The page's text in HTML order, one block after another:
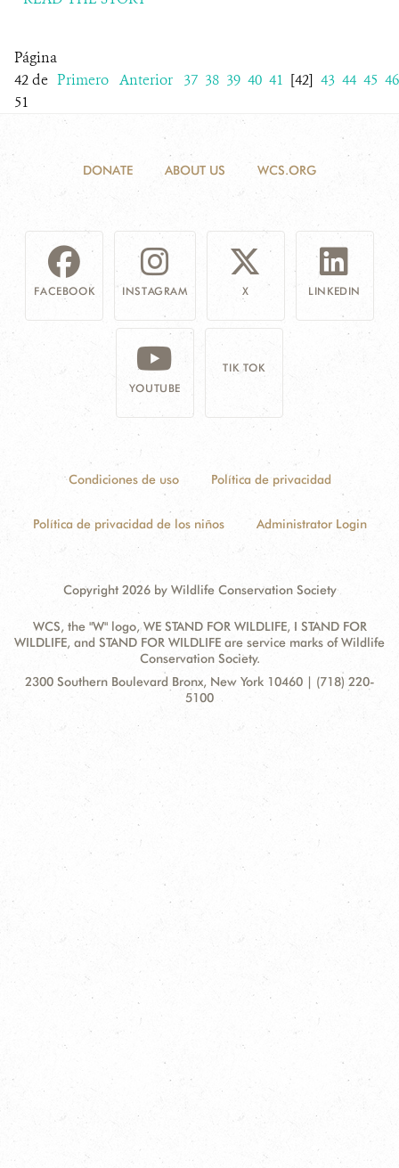
Página
42 de
51
Primero Anterior 37 38 39 40 41 [42] 43 44 45 46
DONATE ABOUT US WCS.ORG
FACEBOOK INSTAGRAM X LINKEDIN
YOUTUBE
TIK TOK
Condiciones de uso Política de privacidad
Política de privacidad de los niños Administrator Login
Copyright 2026 by Wildlife Conservation Society
WCS, the "W" logo, WE STAND FOR WILDLIFE, I STAND FOR
WILDLIFE, and STAND FOR WILDLIFE are service marks of Wildlife
Conservation Society.
Contact
Address:
2300 Southern Boulevard Bronx, New York 10460 | (718) 220-
5100